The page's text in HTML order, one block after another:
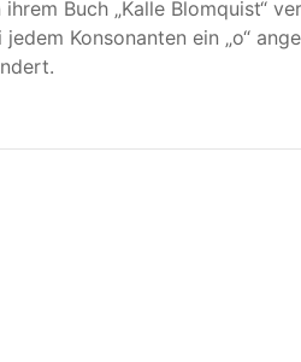
Buch „Kalle Blomquist“
Konsonanten ein „o“